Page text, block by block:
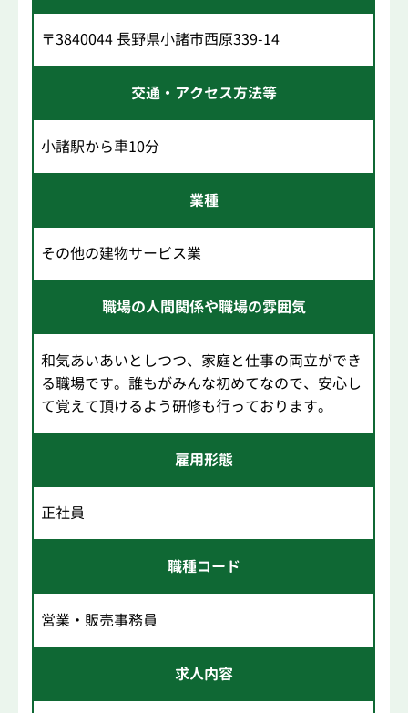
〒3840044 長野県小諸市西原339-14
交通・アクセス方法等
小諸駅から車10分
業種
その他の建物サービス業
職場の人間関係や職場の雰囲気
和気あいあいとしつつ、家庭と仕事の両立ができ
る職場です。誰もがみんな初めてなので、安心し
て覚えて頂けるよう研修も行っております。
雇用形態
正社員
職種コード
営業・販売事務員
求人内容